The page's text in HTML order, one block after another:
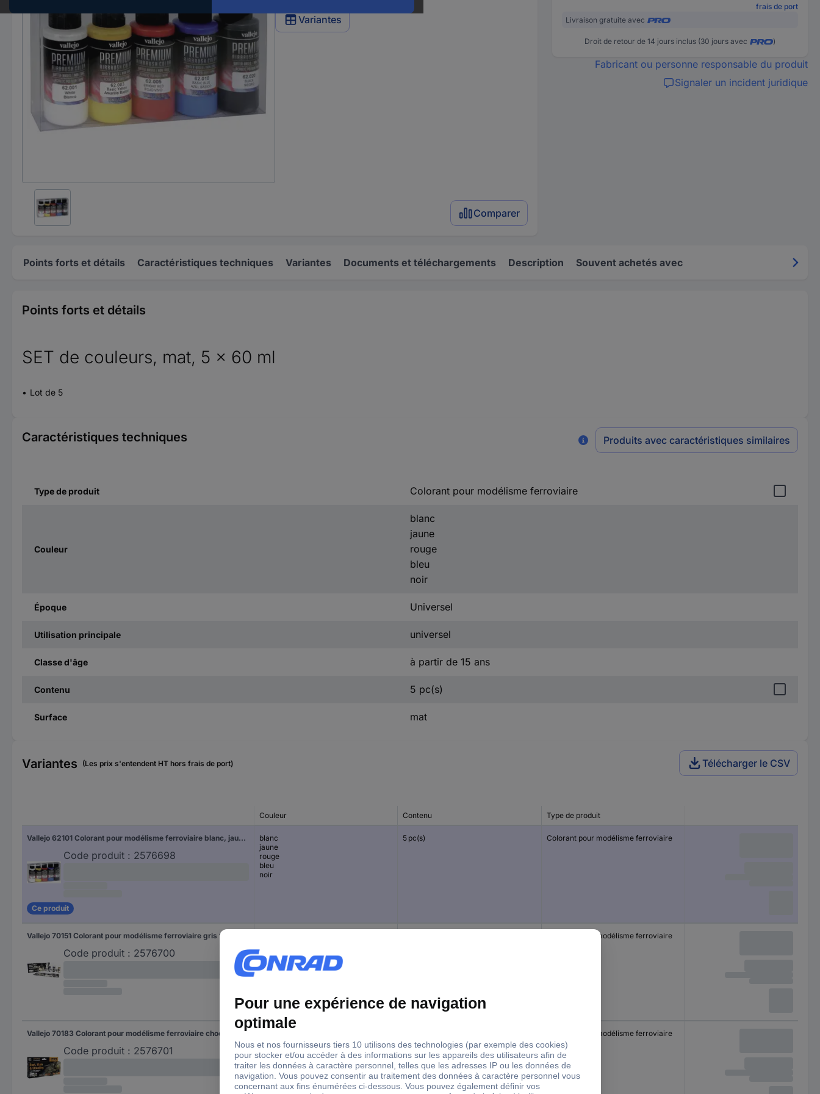
Variantes
Comparer
frais de port
Livraison gratuite avec
Droit de retour de 14 jours inclus (30 jours avec )
Fabricant ou personne responsable du produit
Signaler un incident juridique
Points forts et détails Caractéristiques techniques Variantes Documents et téléchargements Description Souvent achetés avec
Points forts et détails
SET de couleurs, mat, 5 x 60 ml
Lot de 5
Caractéristiques techniques Produits avec caractéristiques similaires
Type de produit Colorant pour modélisme ferroviaire
Couleur
blanc
jaune
rouge
bleu
noir
Époque Universel
Utilisation principale universel
Classe d'âge à partir de 15 ans
Contenu 5 pc(s)
Surface mat
Variantes (Les prix s'entendent HT hors frais de port) Télécharger le CSV
Couleur Contenu Type de produit
Vallejo 62101 Colorant pour modélisme ferroviaire blanc, jaune, rouge, bleu, noir mat 5 pc(s)
Code produit : 2576698
Ce produit
blanc
jaune
rouge
bleu
noir
5 pc(s) Colorant pour modélisme ferroviaire
Code produit : 2576700
blanc
noir
marron
gris
Colorant pour modélisme ferroviaire
Vallejo 70183 Colorant pour modélisme ferroviaire chocolat, noir-marron, marron-orange, marron, noir, rouge-orange, bois, rouille 8 pc(s)
Code produit : 2576701
noir-marron
marron-orange
marron
noir
rouge-orange
bois
Colorant pour modélisme ferroviaire